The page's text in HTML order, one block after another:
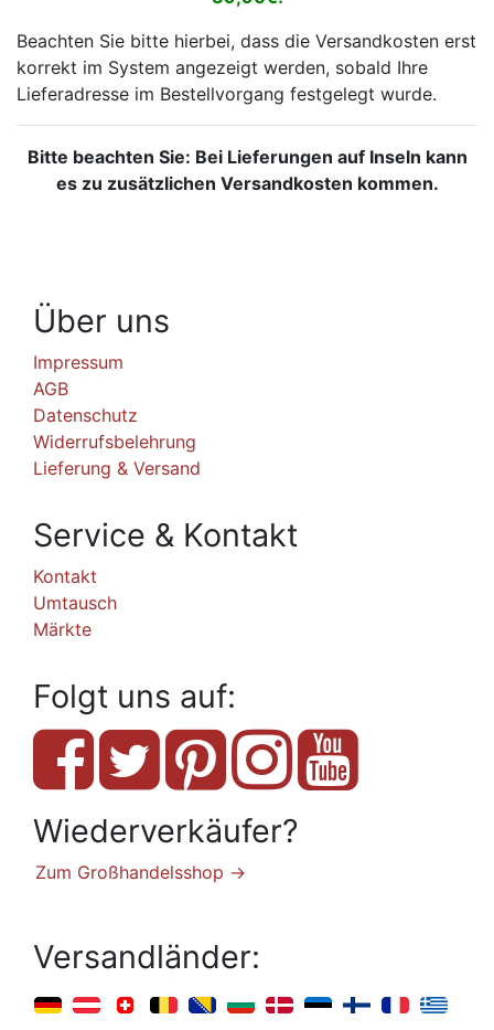
Beachten Sie bitte hierbei, dass die Versandkosten erst
korrekt im System angezeigt werden, sobald Ihre
Lieferadresse im Bestellvorgang festgelegt wurde.
Bitte beachten Sie: Bei Lieferungen auf Inseln kann
es zu zusätzlichen Versandkosten kommen.
Über uns
Impressum
AGB
Datenschutz
Widerrufsbelehrung
Lieferung & Versand
Service & Kontakt
Kontakt
Umtausch
Märkte
Folgt uns auf:
Wiederverkäufer?
Zum Großhandelsshop →
Versandländer: